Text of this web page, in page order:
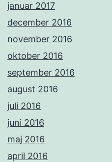
januar 2017
december 2016
november 2016
oktober 2016
september 2016
august 2016
juli 2016
juni 2016
maj 2016
april 2016